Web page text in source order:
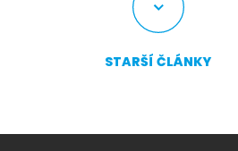
STARŠÍ ČLÁNKY